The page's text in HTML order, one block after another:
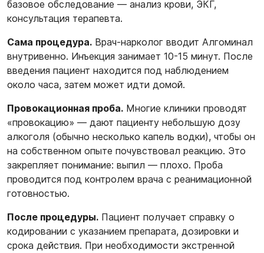
базовое обследование — анализ крови, ЭКГ,
консультация терапевта.
Сама процедура. Врач-нарколог вводит Алгоминал
внутривенно. Инъекция занимает 10-15 минут. После
введения пациент находится под наблюдением
около часа, затем может идти домой.
Провокационная проба. Многие клиники проводят
«провокацию» — дают пациенту небольшую дозу
алкоголя (обычно несколько капель водки), чтобы он
на собственном опыте почувствовал реакцию. Это
закрепляет понимание: выпил — плохо. Проба
проводится под контролем врача с реанимационной
готовностью.
После процедуры. Пациент получает справку о
кодировании с указанием препарата, дозировки и
срока действия. При необходимости экстренной